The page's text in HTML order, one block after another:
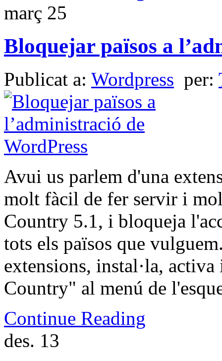
març 25
Bloquejar països a
Publicat a: Wordpress per:
Avui us parlem d'una
molt fàcil de fer servir i
Country 5.1, i bloqueja
tots els països que
extensions, instal·la,
Country" al menú de
Continue Reading
des. 13